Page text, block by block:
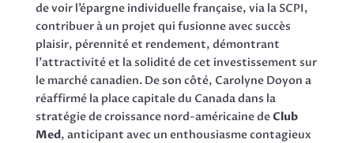
de voir l’épargne individuelle française, via la SCPI,
contribuer à un projet qui fusionne avec succès
plaisir, pérennité et rendement, démontrant
l’attractivité et la solidité de cet investissement sur
le marché canadien. De son côté, Carolyne Doyon a
réaffirmé la place capitale du Canada dans la
stratégie de croissance nord-américaine deClub
Med, anticipant avec un enthousiasme contagieux